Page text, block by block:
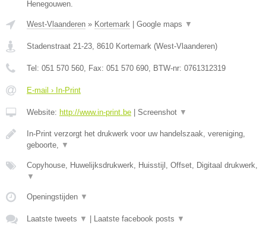
Henegouwen.
West-Vlaanderen » Kortemark | Google maps ▼
Stadenstraat 21-23 8610 Kortemark (West-Vlaanderen)
Tel: 051 570 560 , Fax: 051 570 690 , BTW-nr: 0761312319
E-mail › In-Print
Website: http://www.in-print.be | Screenshot ▼
In-Print verzorgt het drukwerk voor uw handelszaak, vereniging,
geboorte,
▼
Copyhouse, Huwelijksdrukwerk, Huisstijl, Offset, Digitaal drukwerk,
▼
Openingstijden ▼
Laatste tweets ▼ | Laatste facebook posts ▼